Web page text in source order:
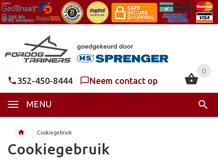
0
352-450-8444 Neem contact op
MENU
0
Cookiegebruik
Cookiegebruik